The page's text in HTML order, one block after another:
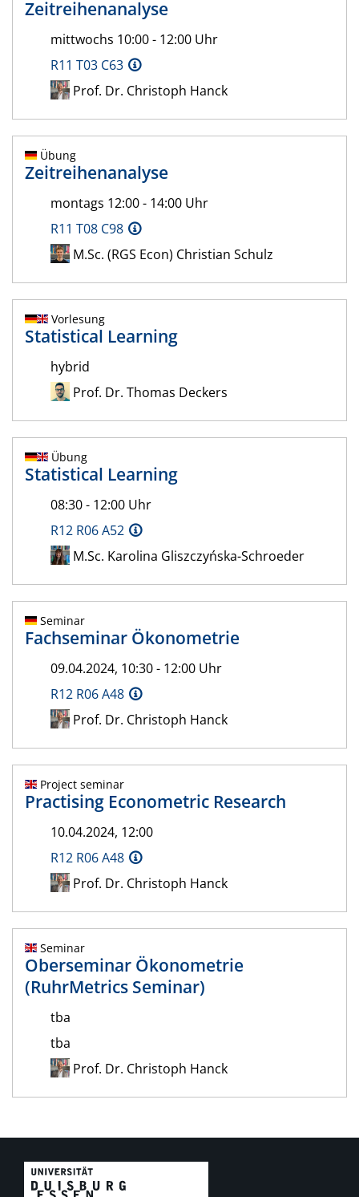
Zeitreihenanalyse
mittwochs 10:00 - 12:00 Uhr
R11 T03 C63
Prof. Dr. Christoph Hanck
Übung
Zeitreihenanalyse
montags 12:00 - 14:00 Uhr
R11 T08 C98
M.Sc. (RGS Econ) Christian Schulz
Vorlesung
Statistical Learning
hybrid
Prof. Dr. Thomas Deckers
Übung
Statistical Learning
08:30 - 12:00 Uhr
R12 R06 A52
M.Sc. Karolina Gliszczyńska-Schroeder
Seminar
Fachseminar Ökonometrie
09.04.2024, 10:30 - 12:00 Uhr
R12 R06 A48
Prof. Dr. Christoph Hanck
Project seminar
Practising Econometric Research
10.04.2024, 12:00
R12 R06 A48
Prof. Dr. Christoph Hanck
Seminar
Oberseminar Ökonometrie
(RuhrMetrics Seminar)
tba
tba
Prof. Dr. Christoph Hanck